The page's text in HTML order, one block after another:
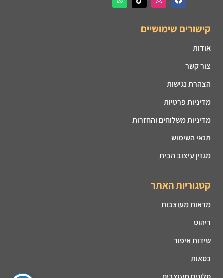
קישורים שימושיים
אודות
צור קשר
הצהרת נגישות
מדיניות פרטיות
מדיניות משלוחים והחזרות
תנאי השימוש
מגזין עיצוב הבית
קטגוריות האתר
מראות מעוצבות
ריהוט
שידות איפור
כסאות